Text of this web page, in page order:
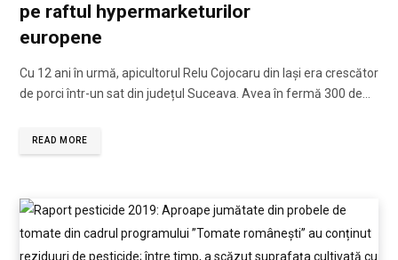
pe raftul hypermarketurilor
europene
Cu 12 ani în urmă, apicultorul Relu Cojocaru din Iași era crescător
de porci într-un sat din județul Suceava. Avea în fermă 300 de…
READ MORE